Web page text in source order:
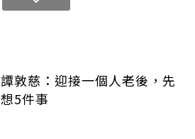
譚敦慈：迎接一個人老後，先
想5件事